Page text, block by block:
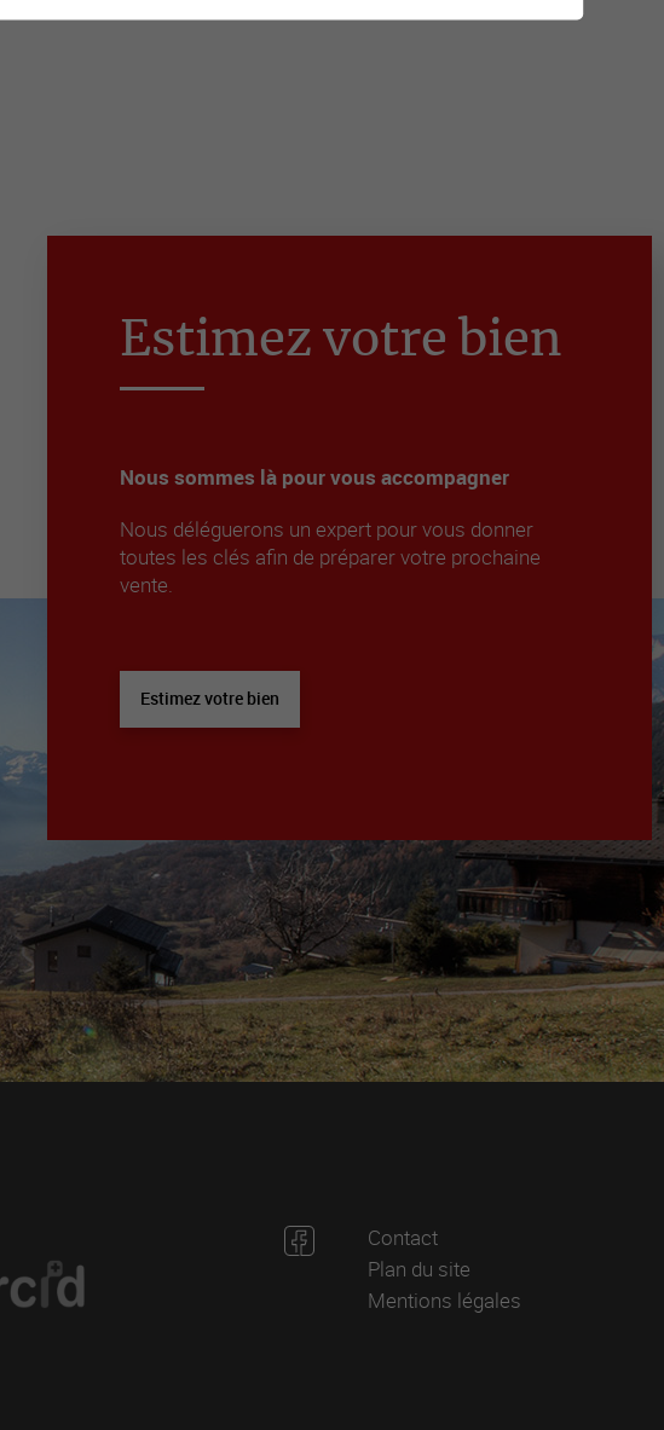
Estimez votre bien
Nous sommes là pour vous accompagner
Nous déléguerons un expert pour vous donner
toutes les clés afin de préparer votre prochaine
vente.
Estimez votre bien
Contact
Plan du site
Mentions légales